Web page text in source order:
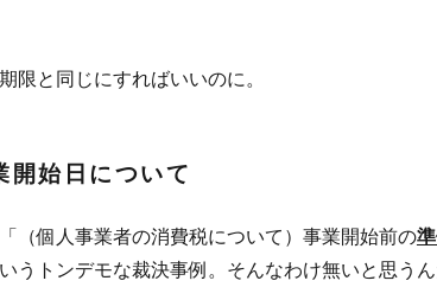
限と同じにすればいいのに。
始日について
（個人事業者の消費税について）事業開始前の
うトンデモな裁決事例。そんなわけ無いと思う